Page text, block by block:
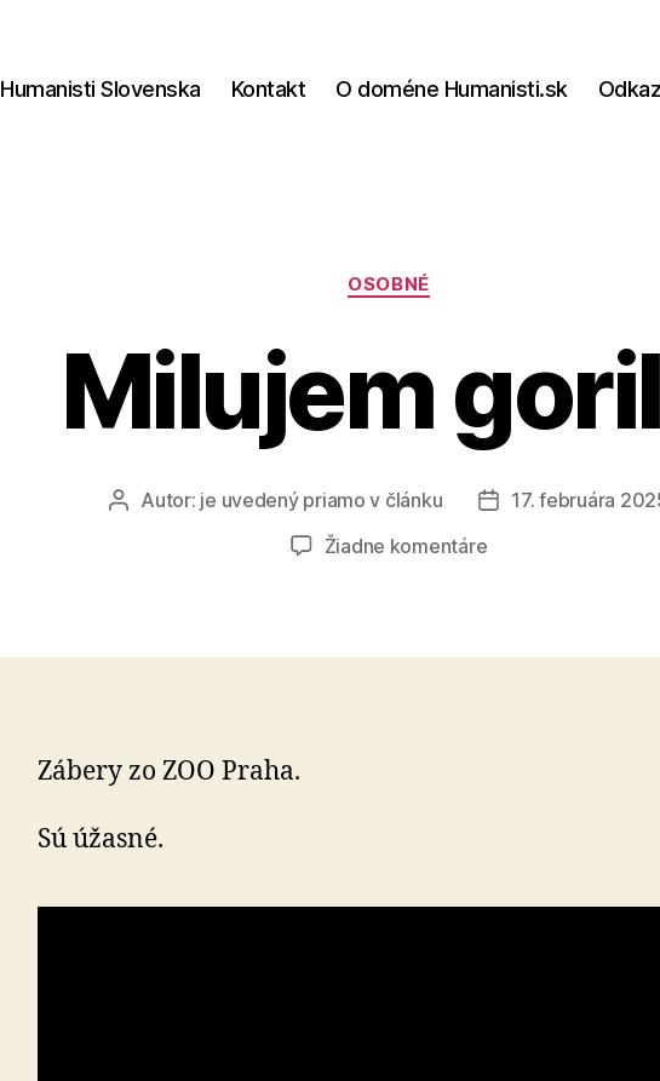
Humanisti Slovenska Kontakt O doméne Humanisti.sk
Kategórie
OSOBNÉ
Milujem
AutorAutor: je uvedený priamo v článku
Dátum
17. februára
Žiadne komentárena
Zábery zo ZOO Praha.
Sú úžasné.